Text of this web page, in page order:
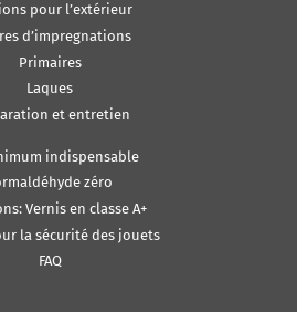
pour l’extérieur
d’impregnations
Primaires
Laques
et entretien
indispensable
zéro
Vernis en classe A+
la sécurité des jouets
FAQ